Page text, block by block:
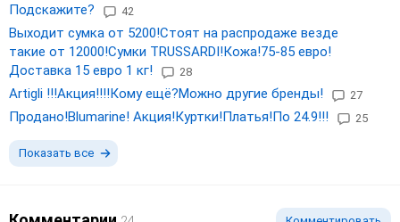
Подскажите? 42
Выходит сумка от 5200!Стоят на распродаже везде
такие от 12000!Сумки TRUSSARDI!Кожа!75-85 евро!
Доставка 15 евро 1 кг!
28
Artigli !!!Акция!!!!Кому ещё?Можно другие бренды! 27
Продано!Blumarine! Акция!Куртки!Платья!По 24.9!!! 25
Показать все